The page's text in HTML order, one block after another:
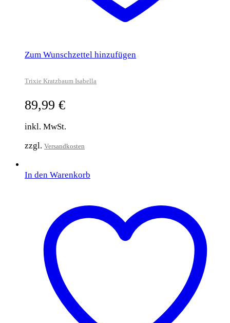
Zum Wunschzettel hinzufügen
Trixie Kratzbaum Isabella
89,99 €
inkl. MwSt.
zzgl. Versandkosten
In den Warenkorb